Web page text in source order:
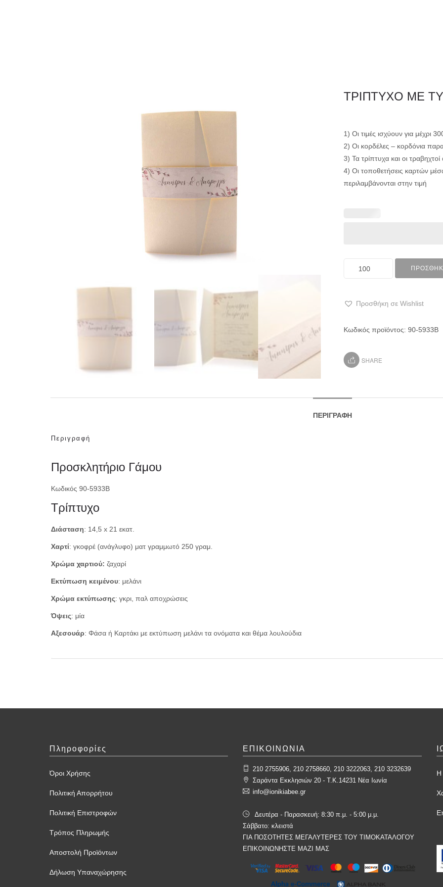
Εταιρειών/Τιμολογίων/
Ξενοδοχείων
ΤΡΙΠΤΥΧΟ ΜΕ
1) Οι τιμές ισχύουν για μέχρι
2) Οι κορδέλες – κορδόνια
3) Τα τρίπτυχα και οι
4) Οι τοποθετήσεις καρτών
περιλαμβάνονται στην τιμή
Προσθήκη σε Wishlist
Κωδικός προϊόντος: 90-5933Β
SHARE
ΠΕΡΙΓΡΑΦΉ
Περιγραφή
Προσκλητήριο Γάμου
Κωδικός 90-5933B
Τρίπτυχο
Διάσταση: 14,5 x 21 εκατ.
Χαρτί: γκοφρέ (ανάγλυφο) ματ γραμμωτό 250 γραμ.
Χρώμα χαρτιού: ζαχαρί
Εκτύπωση κειμένου: μελάνι
Χρώμα εκτύπωσης: γκρι, παλ αποχρώσεις
Όψεις: μία
Αξεσουάρ: Φάσα ή Καρτάκι με εκτύπωση μελάνι τα ονόματα και θέμα λουλούδια
Πληροφορίες
Όροι Χρήσης
Πολιτική Απορρήτου
Πολιτική Επιστροφών
Τρόπος Πληρωμής
Αποστολή Προϊόντων
Δήλωση Υπαναχώρησης
ΕΠΙΚΟΙΝΩΝΙΑ
210 2755906, 210 2758660, 210 3222063, 210 3232639
Σαράντα Εκκλησιών 20 - T.K.14231 Νέα Ιωνία
info@ionikiabee.gr
Δευτέρα - Παρασκευή: 8:30 π.μ. - 5:00 μ.μ.
Σάββατο: κλειστά
ΓΙΑ ΠΟΣΟΤΗΤΕΣ ΜΕΓΑΛΥΤΕΡΕΣ ΤΟΥ ΤΙΜΟΚΑΤΑΛΟΓΟΥ
ΕΠΙΚΟΙΝΩΝΗΣΤΕ ΜΑΖΙ ΜΑΣ
Η